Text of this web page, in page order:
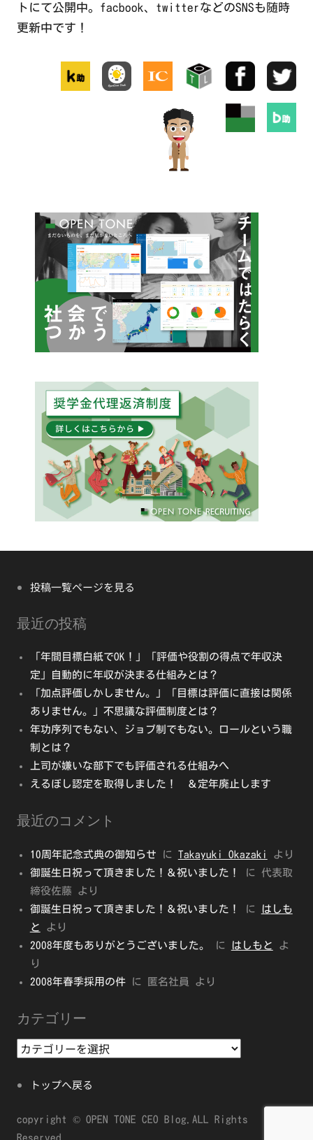
トにて公開中。facbook、twitterなどのSNSも随時
更新中です！
投稿一覧ページを見る
最近の投稿
「年間目標白紙でOK！」「評価や役割の得点で年収決
定」自動的に年収が決まる仕組みとは？
「加点評価しかしません。」「目標は評価に直接は関係
ありません。」不思議な評価制度とは？
年功序列でもない、ジョブ制でもない。ロールという職
制とは？
上司が嫌いな部下でも評価される仕組みへ
えるぼし認定を取得しました！ ＆定年廃止します
最近のコメント
10周年記念式典の御知らせ に Takayuki Okazaki
より
御誕生日祝って頂きました！＆祝いました！
に 代表取
締役佐藤 より
御誕生日祝って頂きました！＆祝いました！
に
はしも
と
より
2008年度もありがとうございました。
に はしもと
よ
り
2008年春季採用の件に 匿名社員 より
カテゴリー
カ
ゴ
ー
トップへ戻る
copyright © OPEN TONE CEO Blog.ALL Rights
Reserved.